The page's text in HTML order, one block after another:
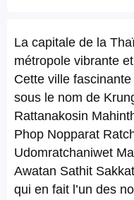
La capitale de la
métropole vibrante
Cette ville
sous le nom de
Rattanakosin
Phop Nopparat
Udomratchaniwet
Awatan Sathit
qui en fait l’un des